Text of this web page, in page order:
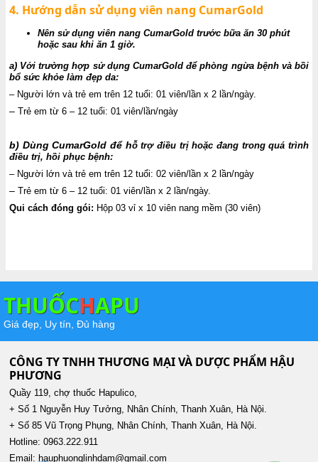
4. Hướng dẫn sử dụng viên nang CumarGold
Nên sử dụng viên nang CumarGold trước bữa ăn 30 phút
hoặc sau khi ăn 1 giờ.
a) Với trường hợp sử dụng CumarGold để phòng ngừa bệnh và bồi
bổ sức khỏe làm đẹp da:
– Người lớn và trẻ em trên 12 tuổi: 01 viên/lần x 2 lần/ngày.
– Trẻ em từ 6 – 12 tuổi: 01 viên/lần/ngày
b) Dùng CumarGold để hỗ trợ điều trị hoặc đang trong quá trình
điều trị, hồi phục bệnh:
– Người lớn và trẻ em trên 12 tuổi: 02 viên/lần x 2 lần/ngày
– Trẻ em từ 6 – 12 tuổi: 01 viên/lần x 2 lần/ngày.
Qui cách đóng gói: Hộp 03 vỉ x 10 viên nang mềm (30 viên)
THUỐCHAPU
Giá đẹp, Uy tín, Đủ hàng
CÔNG TY TNHH THƯƠNG MẠI VÀ DƯỢC PHẨM HẬU
PHƯƠNG
Quầy 119, chợ thuốc Hapulico,
+ Số 1 Nguyễn Huy Tưởng, Nhân Chính, Thanh Xuân, Hà Nội.
+ Số 85 Vũ Trọng Phụng, Nhân Chính, Thanh Xuân, Hà Nội.
Hotline: 0963.222.911
Email: hauphuonglinhdam@gmail.com